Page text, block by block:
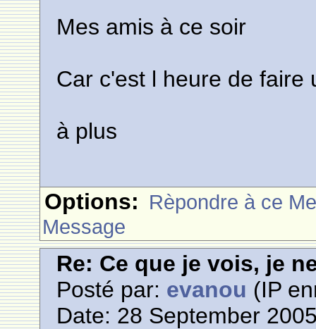
Mes amis à ce soir
Car c'est l heure de faire
à plus
Options: Rèpondre à ce
Message
Re: Ce que je vois, je
Posté par: evanou (IP
Date: 28 September